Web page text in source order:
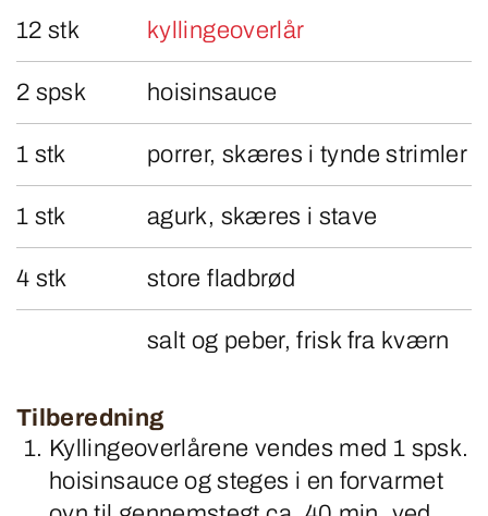
12 stk
kyllingeoverlår
2 spsk hoisinsauce
1 stk porrer, skæres i tynde strimler
1 stk agurk, skæres i stave
4 stk store fladbrød
salt og peber, frisk fra kværn
Tilberedning
Kyllingeoverlårene vendes med 1 spsk.
hoisinsauce og steges i en forvarmet